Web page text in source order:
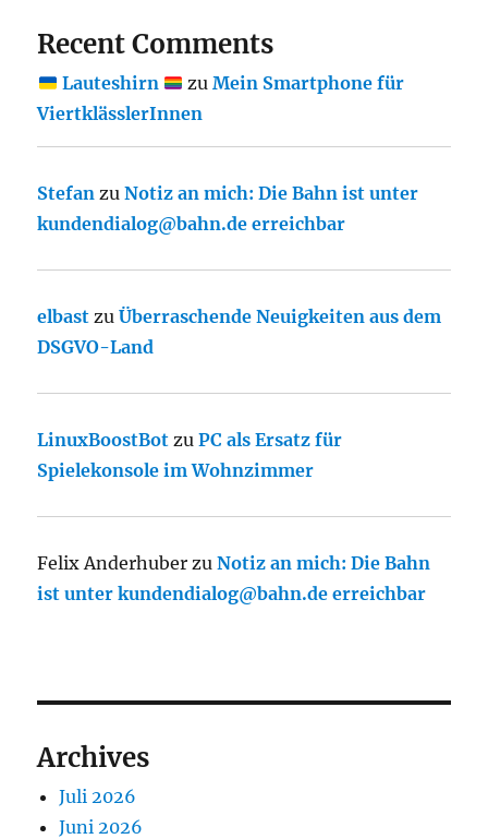
Recent Comments
Lauteshirn zu Mein Smartphone für
ViertklässlerInnen
Stefan zuNotiz an mich: Die Bahn ist unter
kundendialog@bahn.de erreichbar
elbast zuÜberraschende Neuigkeiten aus dem
DSGVO-Land
LinuxBoostBot zuPC als Ersatz für
Spielekonsole im Wohnzimmer
Felix Anderhuber zuNotiz an mich: Die Bahn
ist unter kundendialog@bahn.de erreichbar
Archives
Juli 2026
Juni 2026